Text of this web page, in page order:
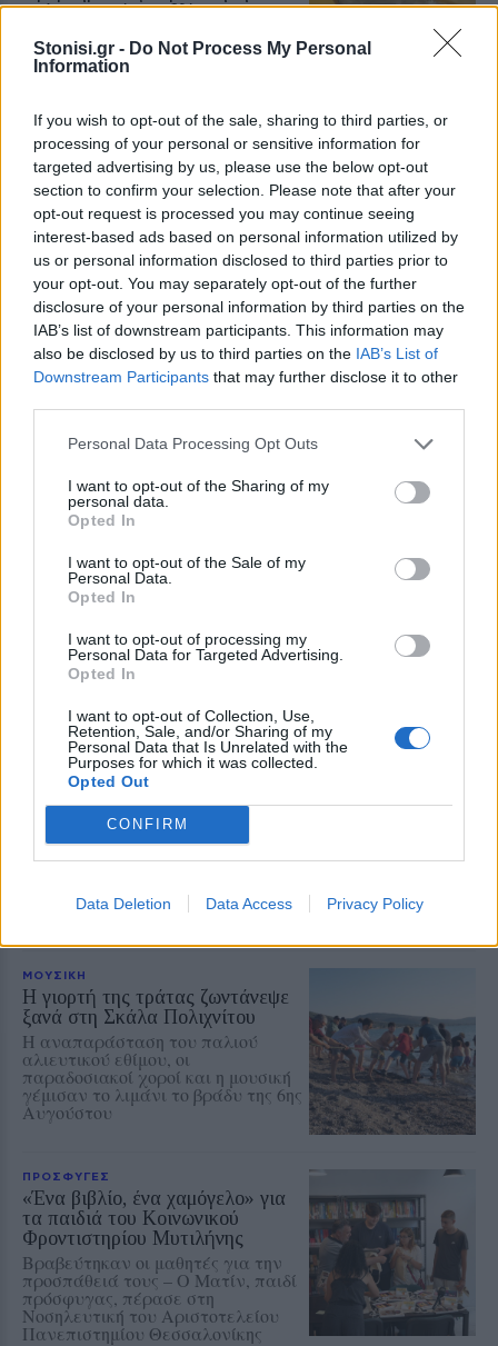
Stonisi.gr - Do Not Process My Personal
Information
If you wish to opt-out of the sale, sharing to third parties, or
processing of your personal or sensitive information for
targeted advertising by us, please use the below opt-out
section to confirm your selection. Please note that after your
opt-out request is processed you may continue seeing
interest-based ads based on personal information utilized by
us or personal information disclosed to third parties prior to
your opt-out. You may separately opt-out of the further
disclosure of your personal information by third parties on the
IAB’s list of downstream participants. This information may
also be disclosed by us to third parties on the IAB’s List of
Downstream Participants that may further disclose it to other
Personal Data Processing Opt Outs
I want to opt-out of the Sharing of my
personal data.
Opted In
I want to opt-out of the Sale of my
Personal Data.
Opted In
I want to opt-out of processing my
Personal Data for Targeted Advertising.
Opted In
I want to opt-out of Collection, Use,
Retention, Sale, and/or Sharing of my
Personal Data that Is Unrelated with the
Purposes for which it was collected.
Opted Out
CONFIRM
Data Deletion Data Access Privacy Policy
σπίτια κοντά στο Κάστρο του
Κάτοικος διαμαρτύρεται και ζητά
να δοθεί λύση στο πρόβλημα που
ΧΩΡΙΑ
Η Αγιάσος τιμά τον Γιάννη
Χατζηβασιλείου
Εκδήλωση για τον επί 45 χρόνια
αρχισυντάκτη και διευθυντή του
περιοδικού «ΑΓΙΑΣΟΣ», τη
Δευτέρα 10 Αυγούστου στο «Χάνι»
της Παναγίας
ΜΟΥΣΙΚΗ
Μουσικές πάνω στο κύμα στην
παραλία της Δρώτας
Δύο ημέρες γεμάτες ζωντανή
μουσική, χορό και διασκέδαση από
Σύλλογο «Η Δρώτα»
ΔΥΤΙΚΗ ΛΕΣΒΟΣ
Παρέμβαση για το Ειδικό
Μήθυμνα
Ο Δήμος Δυτικής Λέσβου ζητά την
αλλαγή της κατάταξης της
ΡΕΠΟΡΤΑΖ ΔΡΑΣΕΙΣ
Στο Πανελλήνιον έκθεση
σύνδεσης του σήμερα της
Μυτιλήνης με το χθες
Μια έκθεση διοργανωμένη από τον
ΜΟΥΣΙΚΗ
Η γιορτή της τράτας ζωντάνεψε
ξανά στη Σκάλα Πολιχνίτου
Η αναπαράσταση του παλιού
αλιευτικού εθίμου, οι
παραδοσιακοί χοροί και η μουσική
γέμισαν το λιμάνι το βράδυ της 6ης
Αυγούστου
ΠΡΟΣΦΥΓΕΣ
«Ένα βιβλίο, ένα χαμόγελο» για
τα παιδιά του Κοινωνικού
Φροντιστηρίου Μυτιλήνης
Βραβεύτηκαν οι μαθητές για την
προσπάθειά τους – Ο Ματίν, παιδί
πρόσφυγας, πέρασε στη
Νοσηλευτική του Αριστοτελείου
Πανεπιστημίου Θεσσαλονίκης